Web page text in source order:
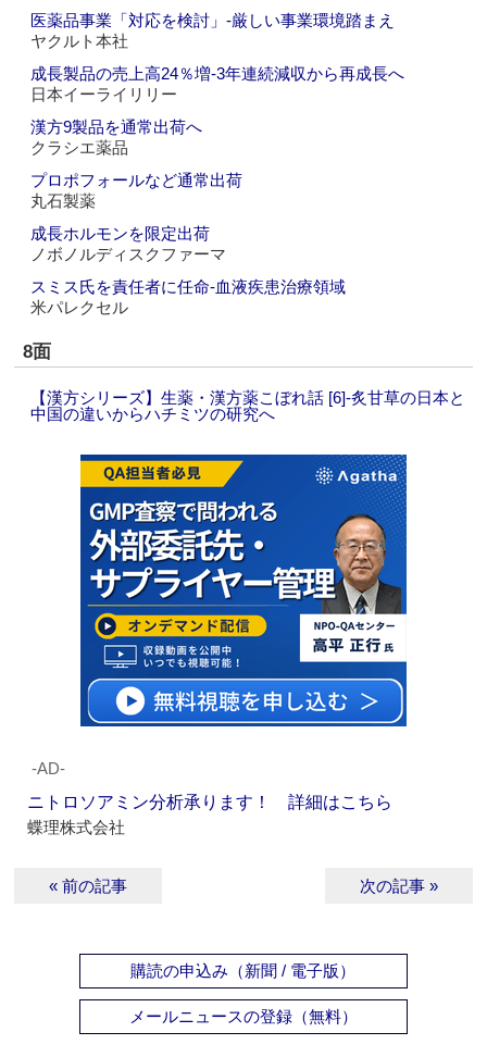
医薬品事業「対応を検討」‐厳しい事業環境踏まえ
ヤクルト本社
成長製品の売上高24％増‐3年連続減収から再成長へ
日本イーライリリー
漢方9製品を通常出荷へ
クラシエ薬品
プロポフォールなど通常出荷
丸石製薬
成長ホルモンを限定出荷
ノボノルディスクファーマ
スミス氏を責任者に任命‐血液疾患治療領域
米パレクセル
8面
【漢方シリーズ】生薬・漢方薬こぼれ話 [6]‐炙甘草の日本と
中国の違いからハチミツの研究へ
‐AD‐
ニトロソアミン分析承ります！ 詳細はこちら
蝶理株式会社
« 前の記事 次の記事 »
購読の申込み（新聞 / 電子版）
メールニュースの登録（無料）